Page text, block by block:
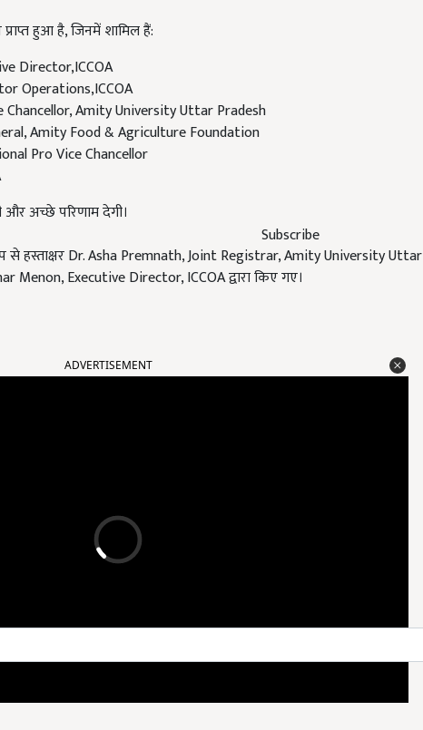
Subscribe
हुआ है, जिनमें शामिल हैं:
Director,ICCOA
Operations,ICCOA
Chancellor, Amity University Uttar Pradesh
Amity Food & Agriculture Foundation
Pro Vice Chancellor
और अच्छे परिणाम देगी।
से हस्ताक्षर Dr. Asha Premnath, Joint Registrar, Amity University Uttar
Menon, Executive Director, ICCOA द्वारा किए गए।